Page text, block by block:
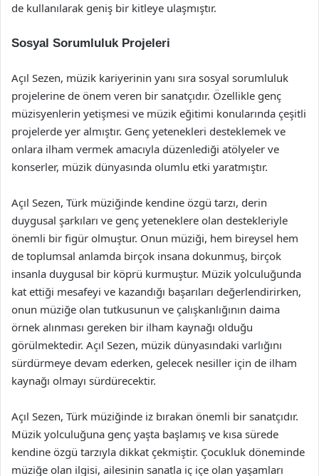
de kullanılarak geniş bir kitleye ulaşmıştır.
Sosyal Sorumluluk Projeleri
Açıl Sezen, müzik kariyerinin yanı sıra sosyal sorumluluk
projelerine de önem veren bir sanatçıdır. Özellikle genç
müzisyenlerin yetişmesi ve müzik eğitimi konularında çeşitli
projelerde yer almıştır. Genç yetenekleri desteklemek ve
onlara ilham vermek amacıyla düzenlediği atölyeler ve
konserler, müzik dünyasında olumlu etki yaratmıştır.
Açıl Sezen, Türk müziğinde kendine özgü tarzı, derin
duygusal şarkıları ve genç yeteneklere olan destekleriyle
önemli bir figür olmuştur. Onun müziği, hem bireysel hem
de toplumsal anlamda birçok insana dokunmuş, birçok
insanla duygusal bir köprü kurmuştur. Müzik yolculuğunda
kat ettiği mesafeyi ve kazandığı başarıları değerlendirirken,
onun müziğe olan tutkusunun ve çalışkanlığının daima
örnek alınması gereken bir ilham kaynağı olduğu
görülmektedir. Açıl Sezen, müzik dünyasındaki varlığını
sürdürmeye devam ederken, gelecek nesiller için de ilham
kaynağı olmayı sürdürecektir.
Açıl Sezen, Türk müziğinde iz bırakan önemli bir sanatçıdır.
Müzik yolculuğuna genç yaşta başlamış ve kısa sürede
kendine özgü tarzıyla dikkat çekmiştir. Çocukluk döneminde
müziğe olan ilgisi, ailesinin sanatla iç içe olan yaşamları